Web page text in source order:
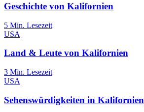
Geschichte von Kalifornien
5 Min. Lesezeit
USA
Land & Leute von Kalifornien
3 Min. Lesezeit
USA
Sehenswürdigkeiten in Kalifornien